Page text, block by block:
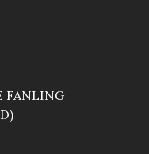
FANLING